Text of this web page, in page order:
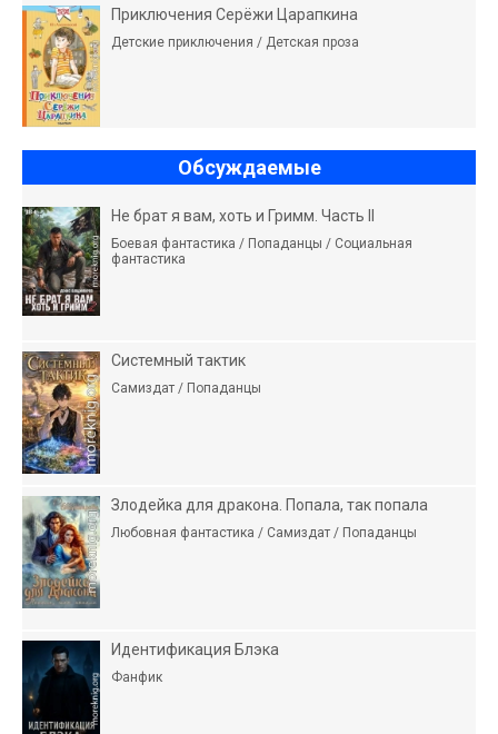
Приключения Серёжи Царапкина
Детские приключения / Детская проза
Обсуждаемые
Не брат я вам, хоть и Гримм. Часть II
Боевая фантастика / Попаданцы / Социальная
фантастика
Системный тактик
Самиздат / Попаданцы
Злодейка для дракона. Попала, так попала
Любовная фантастика / Самиздат / Попаданцы
Идентификация Блэка
Фанфик